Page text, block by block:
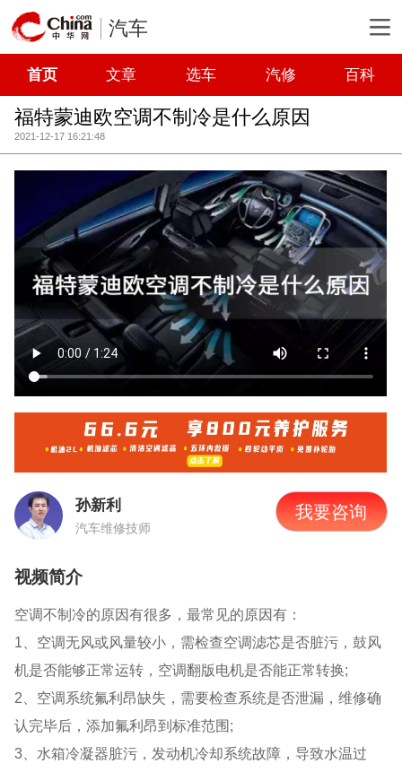
汽车
首页 文章 选车 汽修 百科
福特蒙迪欧空调不制冷是什么原因
2021-12-17 16:21:48
孙新利
汽车维修技师
我要咨询
视频简介
空调不制冷的原因有很多，最常见的原因有：
1、空调无风或风量较小，需检查空调滤芯是否脏污，鼓风
机是否能够正常运转，空调翻版电机是否能正常转换;
2、空调系统氟利昂缺失，需要检查系统是否泄漏，维修确
认完毕后，添加氟利昂到标准范围;
3、水箱冷凝器脏污，发动机冷却系统故障，导致水温过